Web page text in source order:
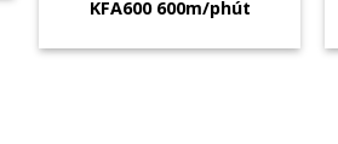
KFA600 600m/phút